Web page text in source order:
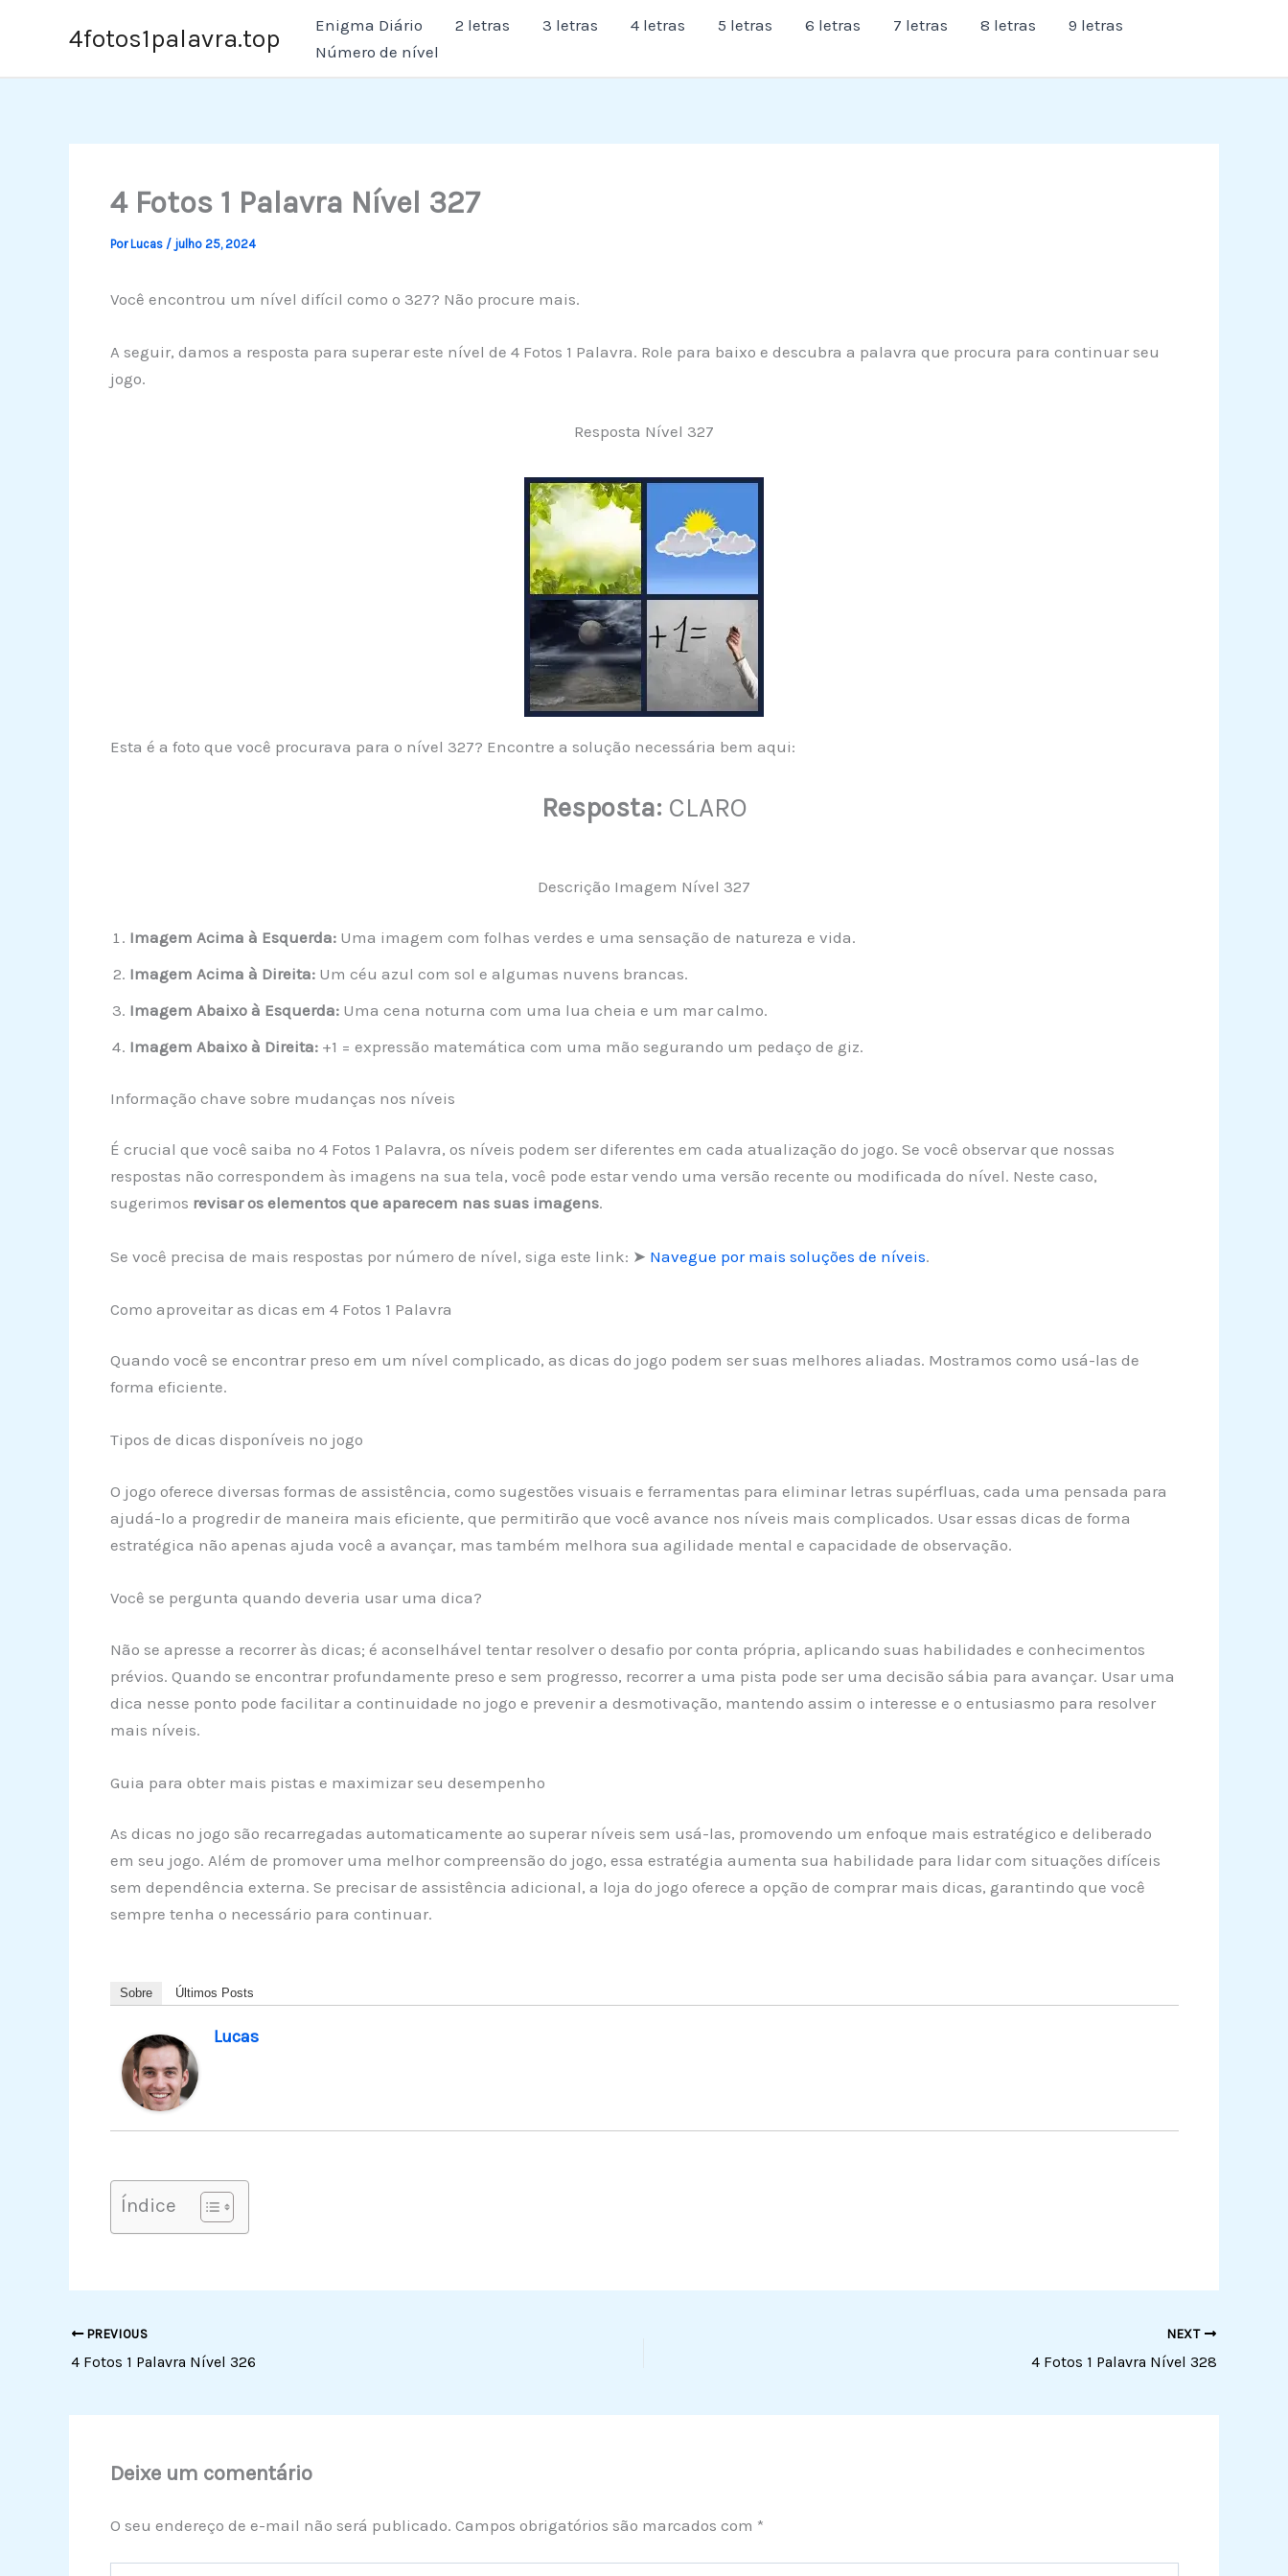
4fotos1palavra.top Enigma Diário 2 letras 3 letras 4 letras 5 letras 6 letras 7 letras 8 letras
9 letras
Número de nível
4 Fotos 1 Palavra Nível 327
PorLucas / julho 25, 2024
Você encontrou um nível difícil como o 327? Não procure mais.
A seguir, damos a resposta para superar este nível de 4 Fotos 1 Palavra. Role para baixo e descubra a palavra que procura para continuar seu
jogo.
Resposta Nível 327
Esta é a foto que você procurava para o nível 327? Encontre a solução necessária bem aqui:
Resposta: CLARO
Descrição Imagem Nível 327
Imagem Acima à Esquerda:Uma imagem com folhas verdes e uma sensação de natureza e vida.
Imagem Acima à Direita:Um céu azul com sol e algumas nuvens brancas.
Imagem Abaixo à Esquerda:Uma cena noturna com uma lua cheia e um mar calmo.
Imagem Abaixo à Direita:+1 = expressão matemática com uma mão segurando um pedaço de giz.
Informação chave sobre mudanças nos níveis
É crucial que você saiba no 4 Fotos 1 Palavra, os níveis podem ser diferentes em cada atualização do jogo. Se você observar que nossas
respostas não correspondem às imagens na sua tela, você pode estar vendo uma versão recente ou modificada do nível. Neste caso,
sugerimos revisar os elementos que aparecem nas suas imagens.
Se você precisa de mais respostas por número de nível, siga este link: ➤ Navegue por mais soluções de níveis.
Como aproveitar as dicas em 4 Fotos 1 Palavra
Quando você se encontrar preso em um nível complicado, as dicas do jogo podem ser suas melhores aliadas. Mostramos como usá-las de
forma eficiente.
Tipos de dicas disponíveis no jogo
O jogo oferece diversas formas de assistência, como sugestões visuais e ferramentas para eliminar letras supérfluas, cada uma pensada para
ajudá-lo a progredir de maneira mais eficiente, que permitirão que você avance nos níveis mais complicados. Usar essas dicas de forma
estratégica não apenas ajuda você a avançar, mas também melhora sua agilidade mental e capacidade de observação.
Você se pergunta quando deveria usar uma dica?
Não se apresse a recorrer às dicas; é aconselhável tentar resolver o desafio por conta própria, aplicando suas habilidades e conhecimentos
prévios. Quando se encontrar profundamente preso e sem progresso, recorrer a uma pista pode ser uma decisão sábia para avançar. Usar uma
dica nesse ponto pode facilitar a continuidade no jogo e prevenir a desmotivação, mantendo assim o interesse e o entusiasmo para resolver
mais níveis.
Guia para obter mais pistas e maximizar seu desempenho
As dicas no jogo são recarregadas automaticamente ao superar níveis sem usá-las, promovendo um enfoque mais estratégico e deliberado
em seu jogo. Além de promover uma melhor compreensão do jogo, essa estratégia aumenta sua habilidade para lidar com situações difíceis
sem dependência externa. Se precisar de assistência adicional, a loja do jogo oferece a opção de comprar mais dicas, garantindo que você
sempre tenha o necessário para continuar.
Sobre Últimos Posts
Lucas
Índice
PREVIOUS
4 Fotos 1 Palavra Nível 326
NEXT
4 Fotos 1 Palavra Nível 328
Deixe um comentário
O seu endereço de e-mail não será publicado. Campos obrigatórios são marcados com *